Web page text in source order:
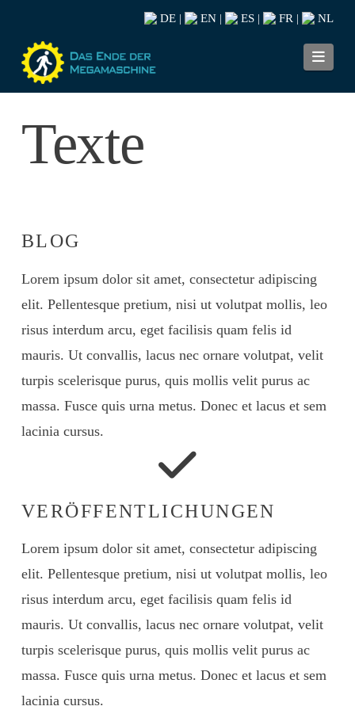
DE EN ES FR NL
Texte
BLOG
Lorem ipsum dolor sit amet, consectetur adipiscing
elit. Pellentesque pretium, nisi ut volutpat mollis, leo
risus interdum arcu, eget facilisis quam felis id
mauris. Ut convallis, lacus nec ornare volutpat, velit
turpis scelerisque purus, quis mollis velit purus ac
massa. Fusce quis urna metus. Donec et lacus et sem
lacinia cursus.
VERÖFFENTLICHUNGEN
Lorem ipsum dolor sit amet, consectetur adipiscing
elit. Pellentesque pretium, nisi ut volutpat mollis, leo
risus interdum arcu, eget facilisis quam felis id
mauris. Ut convallis, lacus nec ornare volutpat, velit
turpis scelerisque purus, quis mollis velit purus ac
massa. Fusce quis urna metus. Donec et lacus et sem
lacinia cursus.